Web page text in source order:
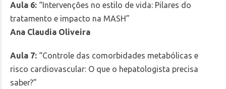
Aula 6: “Intervenções no estilo de vida: Pilares do
tratamento e impacto na MASH”
Ana Claudia Oliveira
Aula 7: “Controle das comorbidades metabólicas e
risco cardiovascular: O que o hepatologista precisa
saber?”